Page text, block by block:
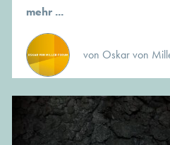
mehr ...
von Oskar von